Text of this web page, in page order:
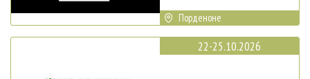
Порденоне
22-25.10.2026